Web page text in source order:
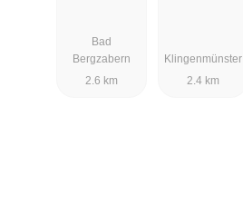
Bad
Bergzabern
2.6 km
Klingenmünster
2.4 km